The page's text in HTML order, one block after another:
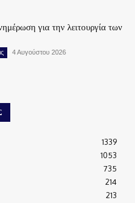
για την λειτουργία των
4 Αυγούστου 2026
1339
1053
735
214
213